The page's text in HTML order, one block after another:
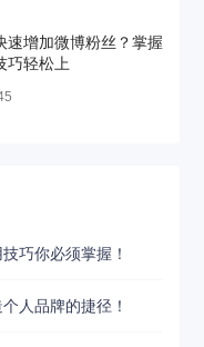
速增加微博粉丝？掌握
巧轻松上
巧你必须掌握！
人品牌的捷径！